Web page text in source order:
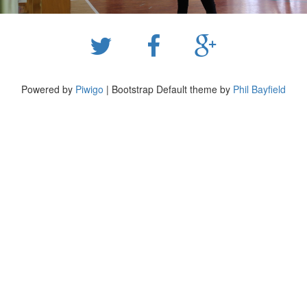
Powered by Piwigo | Bootstrap Default theme by Phil Bayfield